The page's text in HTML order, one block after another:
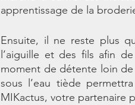
apprentissage de la
Ensuite, il ne reste plus
l’aiguille et des fils afin
moment de détente loin
sous l’eau tiède
MIKactus, votre partenaire